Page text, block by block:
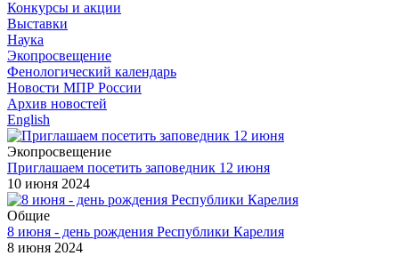
Конкурсы и акции
Выставки
Наука
Экопросвещение
Фенологический календарь
Новости МПР России
Архив новостей
English
Экопросвещение
Приглашаем посетить заповедник 12 июня
10 июня 2024
Общие
8 июня - день рождения Республики Карелия
8 июня 2024